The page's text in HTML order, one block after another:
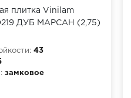
плитка Vinilam
ДУБ МАРСАН (2,75)
43
замковое